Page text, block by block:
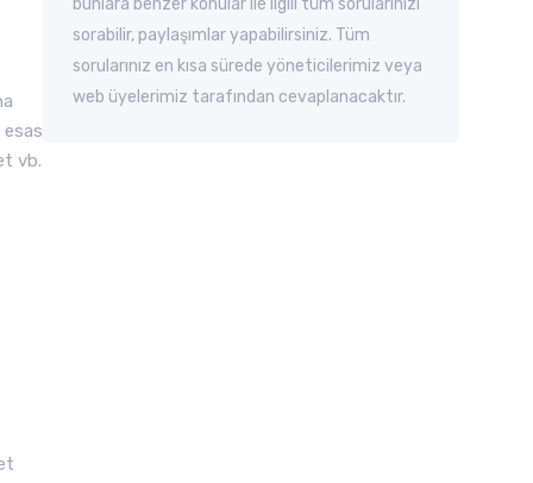
esas
vb.
bunlara benzer konular ile ilgili tüm sorularınızı
sorabilir, paylaşımlar yapabilirsiniz. Tüm
sorularınız en kısa sürede yöneticilerimiz veya
web üyelerimiz tarafından cevaplanacaktır.